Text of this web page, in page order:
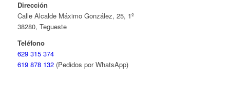
Dirección
Calle Alcalde Máximo González, 25, 1º
38280, Tegueste
Teléfono
629 315 374
619 878 132(Pedidos por WhatsApp)